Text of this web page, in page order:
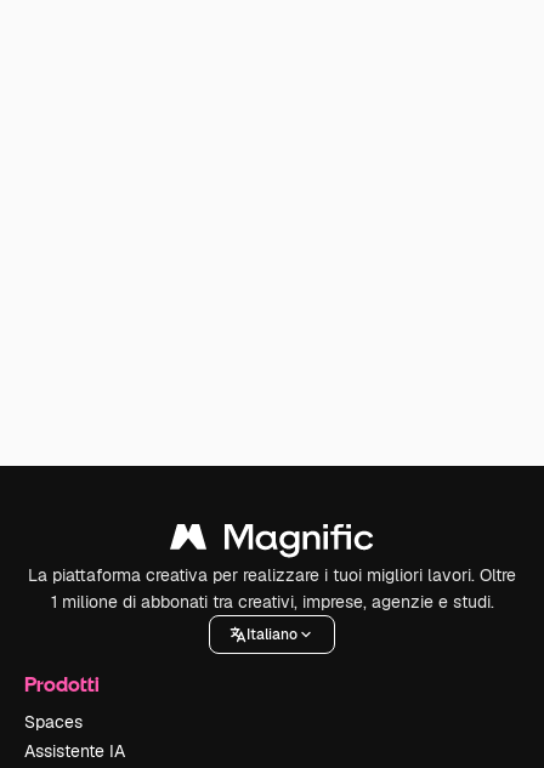
La piattaforma creativa per realizzare i tuoi migliori lavori. Oltre
1 milione di abbonati tra creativi, imprese, agenzie e studi.
Italiano
Prodotti
Spaces
Assistente IA